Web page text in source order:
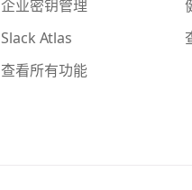
企业密钥管理
Slack Atlas
查看所有功能